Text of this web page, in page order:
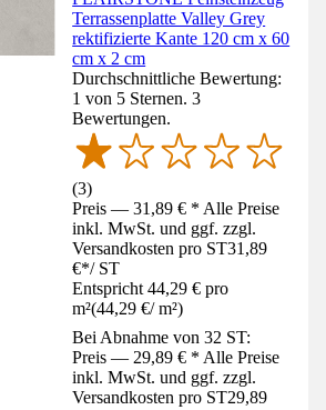
Terrassenplatte Valley Grey
rektifizierte Kante 120 cm x 60
cm x 2 cm
Durchschnittliche Bewertung:
1 von 5 Sternen. 3
Bewertungen.
(3)
Preis — 31,89 € * Alle Preise
inkl. MwSt. und ggf. zzgl.
Versandkosten pro ST31,89
€*/ ST
Entspricht 44,29 € pro
m²(44,29 €/ m²)
Bei Abnahme von 32 ST:
Preis — 29,89 € * Alle Preise
inkl. MwSt. und ggf. zzgl.
Versandkosten pro ST29,89